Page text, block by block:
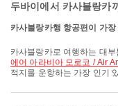
두바이에서 카사블랑카
카사블랑카행 항공편이 가
카사블랑카로 여행하는 대
에어 아라비아 모로코 / Air
적지를 운항하는 가장 인기